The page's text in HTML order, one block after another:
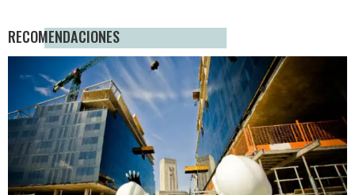
RECOMENDACIONES